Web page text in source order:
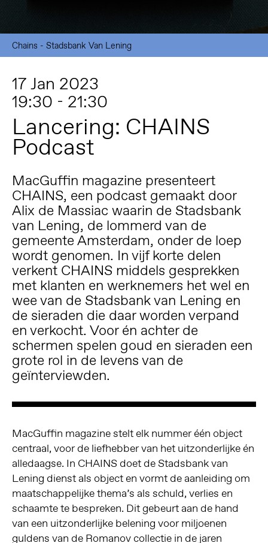
Chains - Stadsbank Van Lening
17 Jan 2023
19:30 - 21:30
Lancering: CHAINS
Podcast
MacGuffin magazine presenteert
CHAINS, een podcast gemaakt door
Alix de Massiac waarin de Stadsbank
van Lening, de lommerd van de
gemeente Amsterdam, onder de loep
wordt genomen. In vijf korte delen
verkent CHAINS middels gesprekken
met klanten en werknemers het wel en
wee van de Stadsbank van Lening en
de sieraden die daar worden verpand
en verkocht. Voor én achter de
schermen spelen goud en sieraden een
grote rol in de levens van de
geïnterviewden.
MacGuffin magazine stelt elk nummer één object
centraal, voor de liefhebber van het uitzonderlijke én
alledaagse. In CHAINS doet de Stadsbank van
Lening dienst als object en vormt de aanleiding om
maatschappelijke thema’s als schuld, verlies en
schaamte te bespreken. Dit gebeurt aan de hand
van een uitzonderlijke belening voor miljoenen
guldens van de Romanov collectie in de jaren